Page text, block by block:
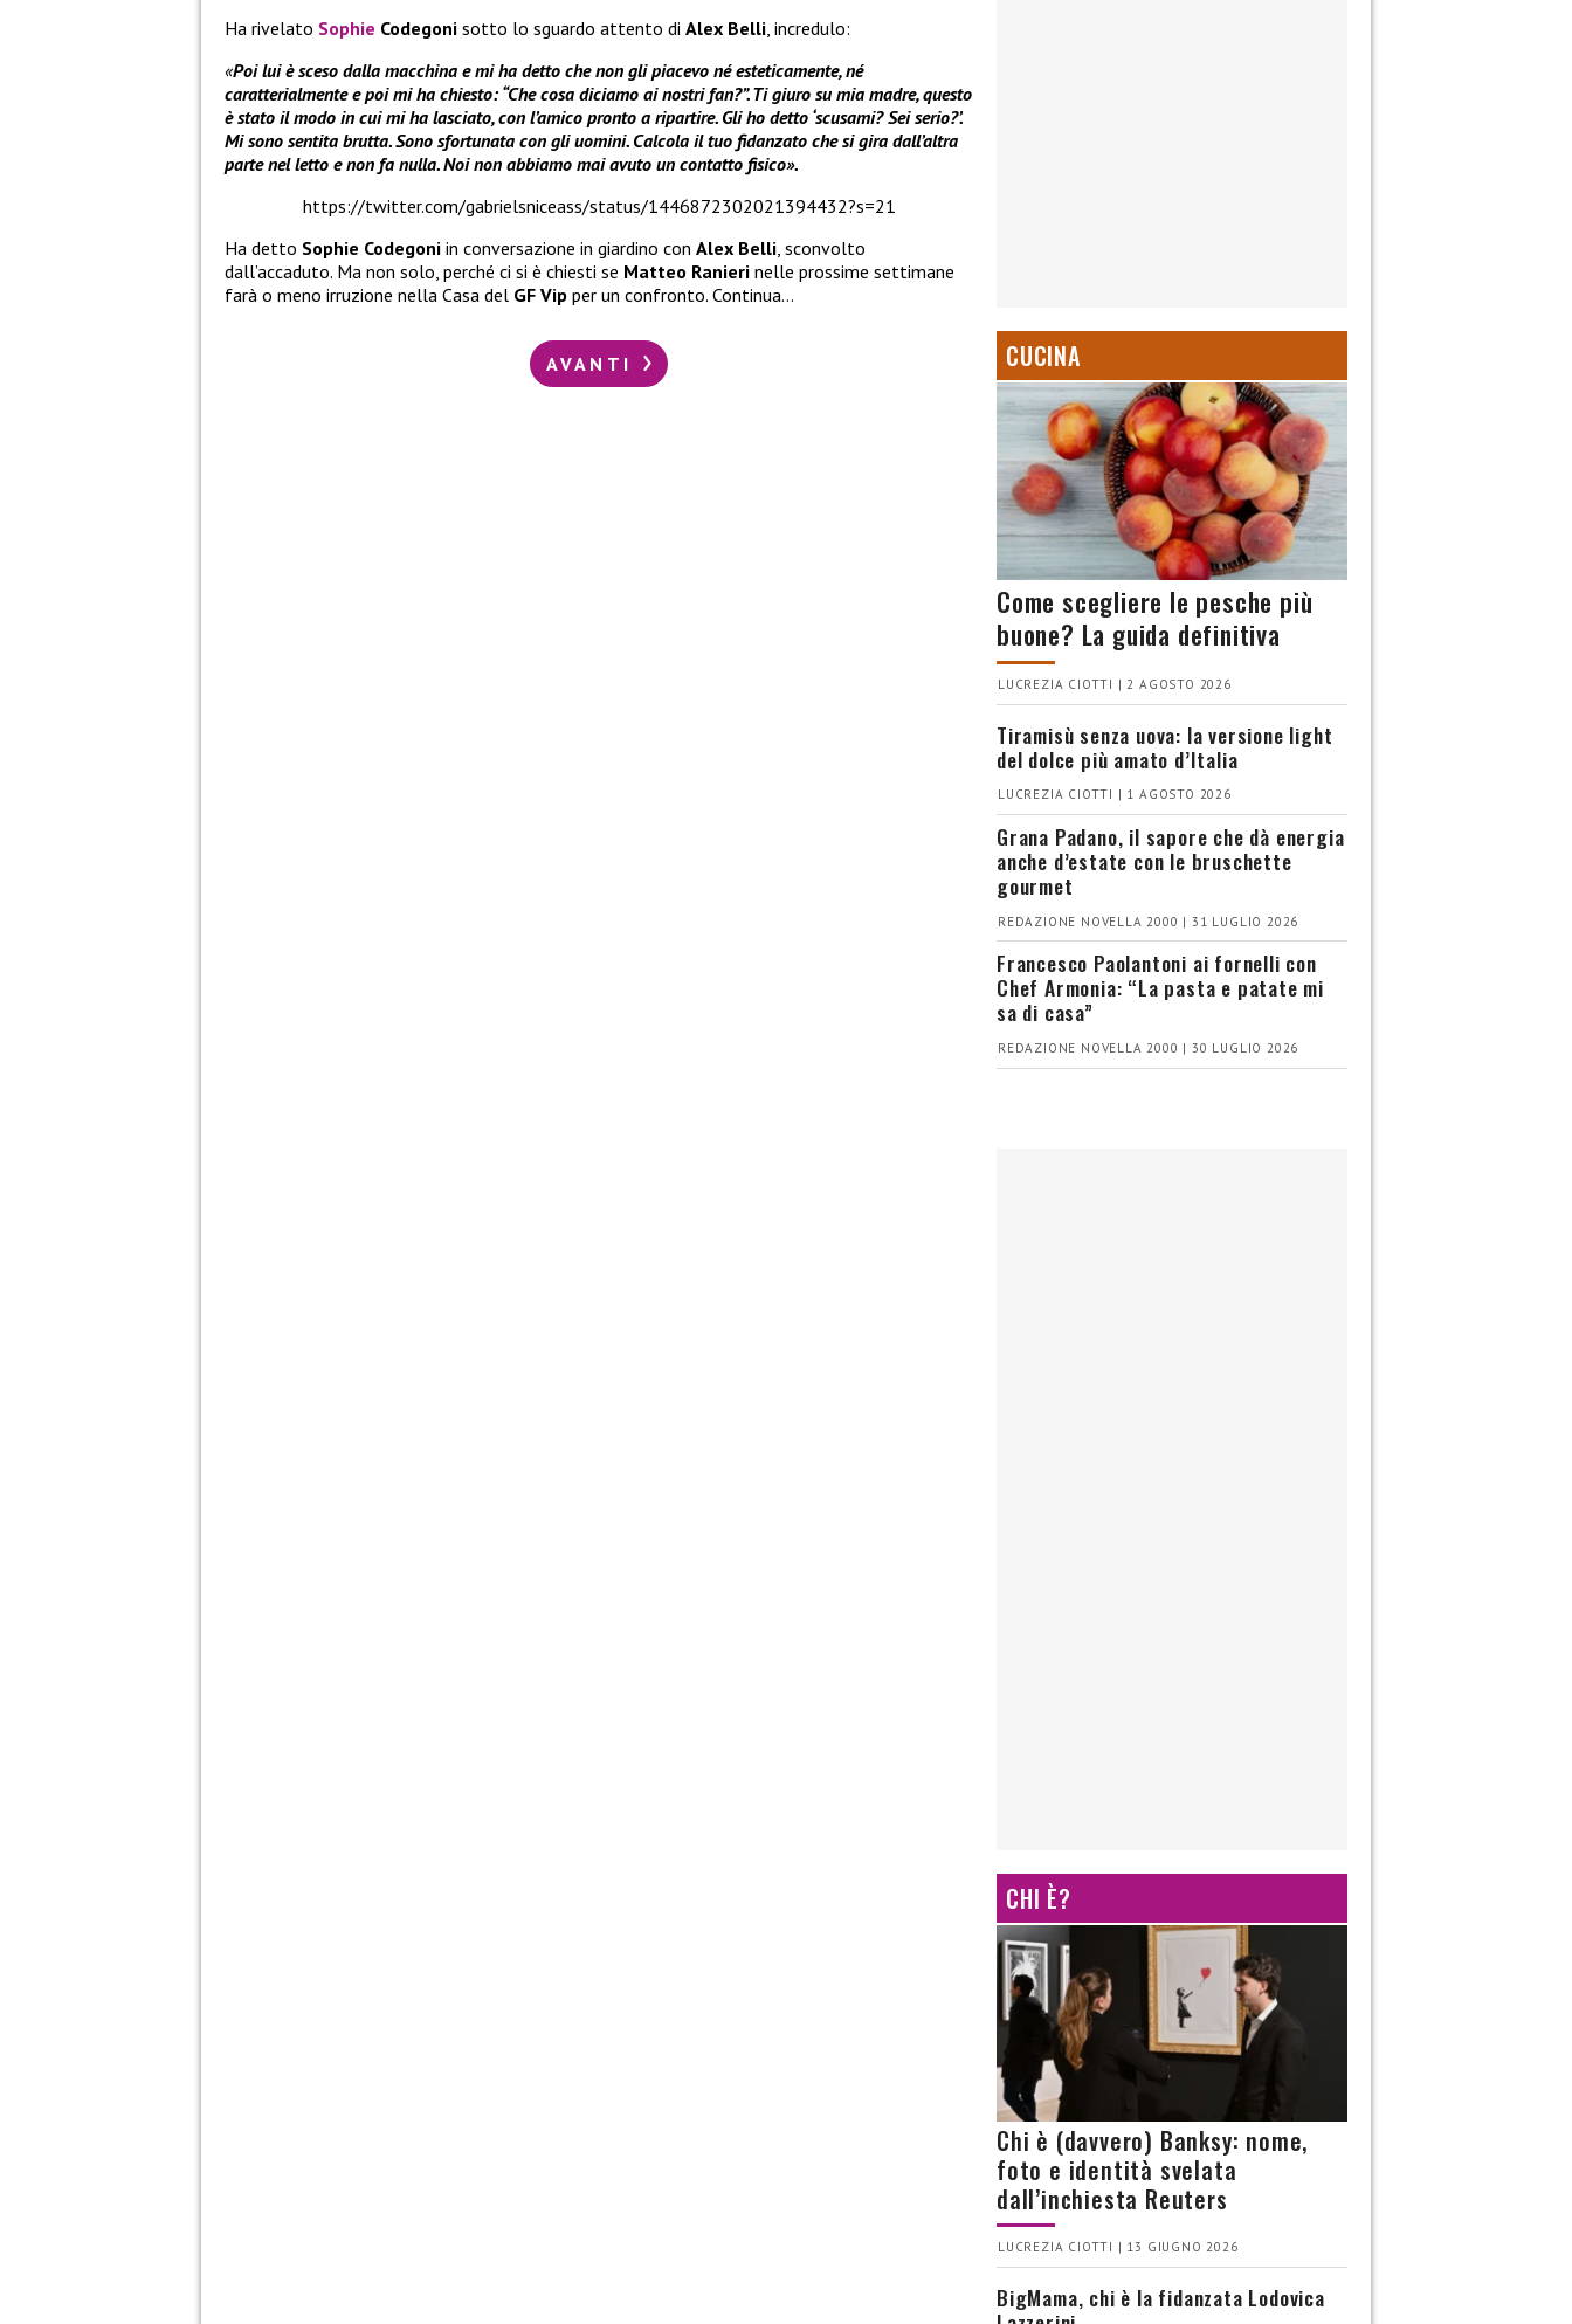
Ha rivelato Sophie Codegoni sotto lo sguardo attento di Alex Belli, incredulo:
«Poi lui è sceso dalla macchina e mi ha detto che non gli piacevo né esteticamente, né
caratterialmente e poi mi ha chiesto: “Che cosa diciamo ai nostri fan?”. Ti giuro su mia madre, questo
è stato il modo in cui mi ha lasciato, con l’amico pronto a ripartire. Gli ho detto ‘scusami? Sei serio?’.
Mi sono sentita brutta. Sono sfortunata con gli uomini. Calcola il tuo fidanzato che si gira dall’altra
parte nel letto e non fa nulla. Noi non abbiamo mai avuto un contatto fisico».
https://twitter.com/gabrielsniceass/status/1446872302021394432?s=21
Ha detto Sophie Codegoni in conversazione in giardino con Alex Belli, sconvolto
dall’accaduto. Ma non solo, perché ci si è chiesti se Matteo Ranieri nelle prossime settimane
farà o meno irruzione nella Casa del GF Vip per un confronto. Continua…
AVANTI CUCINA
Come scegliere le pesche più
buone? La guida definitiva
LUCREZIA CIOTTI | 2 AGOSTO 2026
Tiramisù senza uova: la versione light
del dolce più amato d’Italia
LUCREZIA CIOTTI | 1 AGOSTO 2026
Grana Padano, il sapore che dà energia
anche d’estate con le bruschette
gourmet
REDAZIONE NOVELLA 2000 | 31 LUGLIO 2026
Francesco Paolantoni ai fornelli con
Chef Armonia: “La pasta e patate mi
sa di casa”
REDAZIONE NOVELLA 2000 | 30 LUGLIO 2026
CHI È?
Chi è (davvero) Banksy: nome,
foto e identità svelata
dall’inchiesta Reuters
LUCREZIA CIOTTI | 13 GIUGNO 2026
BigMama, chi è la fidanzata Lodovica